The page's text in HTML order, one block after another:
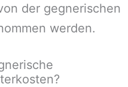
der gegnerischen
werden.